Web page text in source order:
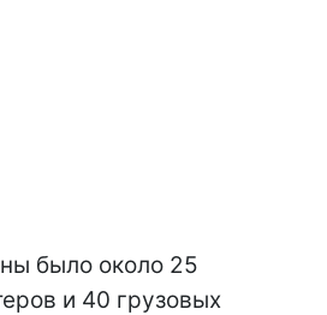
было около 25
и 40 грузовых